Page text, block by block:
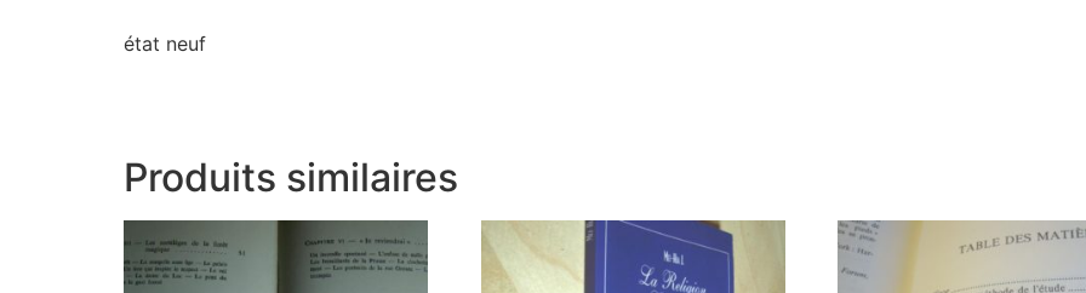
état neuf
Produits similaires